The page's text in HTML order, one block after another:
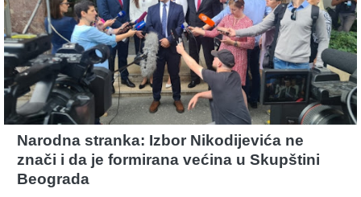
Narodna stranka: Izbor Nikodijevića ne
znači i da je formirana većina u Skupštini
Beograda